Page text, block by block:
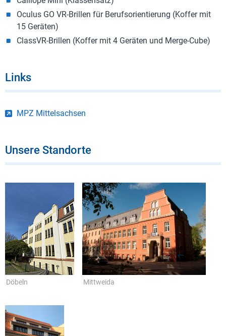
Oculus GO VR-Brillen für Berufsorientierung (Koffer mit
15 Geräten)
ClassVR-Brillen (Koffer mit 4 Geräten und Merge-Cube)
Links
MPZ Mittelsachsen
Unsere Standorte
Döbeln Mittweida